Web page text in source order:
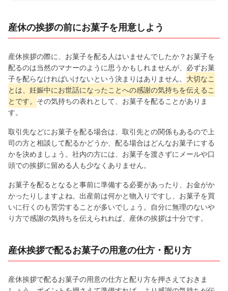
産休の挨拶の前にお菓子を用意しよう
産休挨拶の際に、お菓子を配る人はいませんでしたか？お菓子を
配るのは当然のマナーのように思うかもしれませんが、必ずお菓
子を配らなければいけないという決まりはありません。 大切なこ
とは、妊娠中にお世話になったことへの感謝の気持ちを伝えるこ
とです。 その気持ちの表れとして、お菓子を配ることがありま
す。
取引先などにお菓子を配る場合は、取引先との関係もあるので上
司の方と相談して配るかどうか、配る場合はどんなお菓子にする
かを決めましょう。社内の方には、お菓子を渡さずにメールや口
頭での挨拶に留める人も少なくありません。
お菓子を配るとなると事前に準備する必要があったり、お金がか
かったりしますよね。出産前は何かと物入りですし、お菓子を買
いに行くのも苦労することが多いでしょう。自分に無理のないや
り方で感謝の気持ちを伝えられれば、産休の挨拶は十分です。
産休挨拶で配るお菓子の用意の仕方・配り方
産休挨拶で配るお菓子の用意の仕方と配り方を押さえておきま